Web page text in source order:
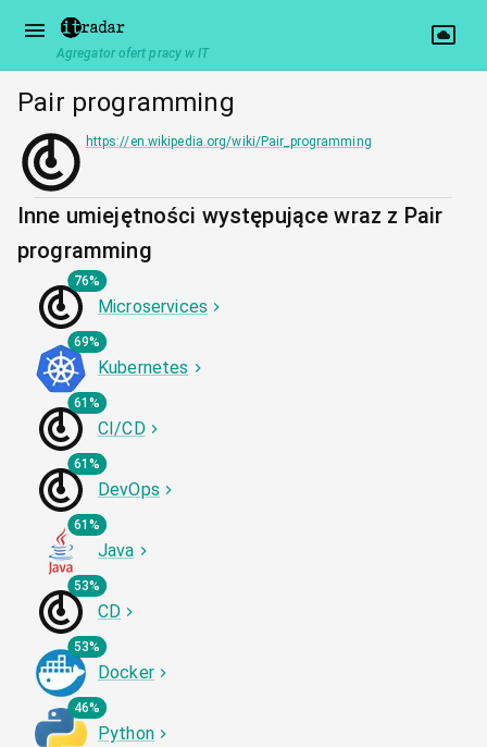
Agregator ofert pracy w IT
Pair programming
https://en.wikipedia.org/wiki/Pair_programming
Inne umiejętności występujące wraz z Pair
programming
76%
Microservices
69%
Kubernetes
61%
CI/CD
61%
DevOps
61%
Java
53%
CD
53%
Docker
46%
Python